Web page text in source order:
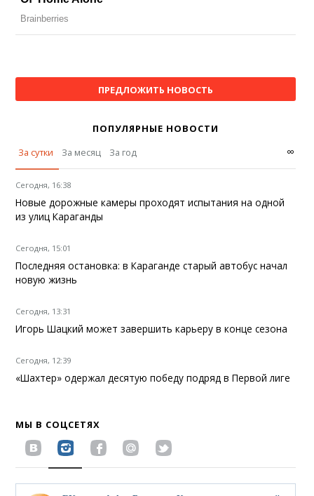
ПРЕДЛОЖИТЬ НОВОСТЬ
ПОПУЛЯРНЫЕ НОВОСТИ
За сутки
За месяц За год ∞
Сегодня, 16:38
Новые дорожные камеры проходят испытания на одной
из улиц Караганды
Сегодня, 15:01
Последняя остановка: в Караганде старый автобус начал
новую жизнь
Сегодня, 13:31
Игорь Шацкий может завершить карьеру в конце сезона
Сегодня, 12:39
«Шахтер» одержал десятую победу подряд в Первой лиге
МЫ В СОЦСЕТЯХ